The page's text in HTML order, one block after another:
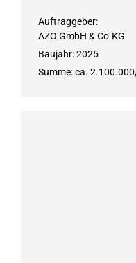
Auftraggeber:
AZO GmbH & Co.KG
Baujahr: 2025
Summe: ca.